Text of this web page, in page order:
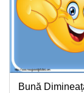
Bună